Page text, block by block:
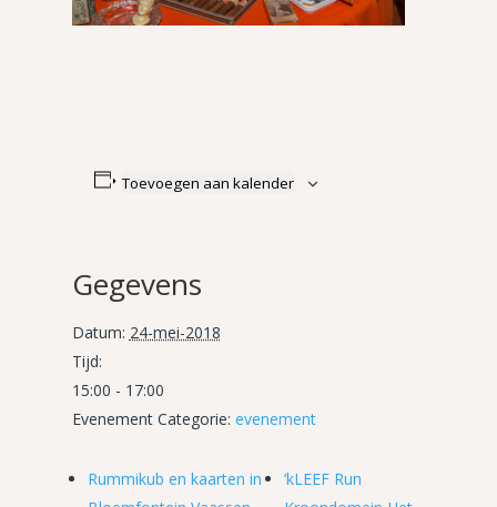
Toevoegen aan kalender
Gegevens
Datum: 24-mei-2018
Tijd:
15:00 - 17:00
Evenement Categorie: evenement
Rummikub en kaarten in
‘kLEEF Run